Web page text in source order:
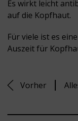
Es wirkt leicht
auf die Kopfhaut.
Für viele ist es
Auszeit für
Vorher